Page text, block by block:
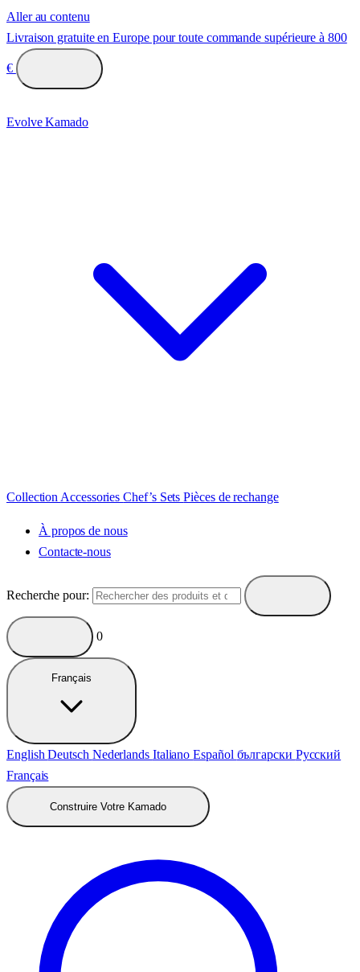
Aller au contenu
Livraison gratuite en Europe pour toute commande supérieure à 800
€
Evolve Kamado
Collection AccessoriesChef’s SetsPièces de rechange
À propos de nous
Contacte-nous
Recherche pour:
0
Français
EnglishDeutsch Nederlands ItalianoEspañol български Русский
Français
Construire Votre Kamado